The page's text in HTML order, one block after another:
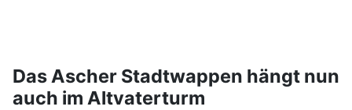
Das Ascher Stadtwappen hängt nun
auch im Altvaterturm